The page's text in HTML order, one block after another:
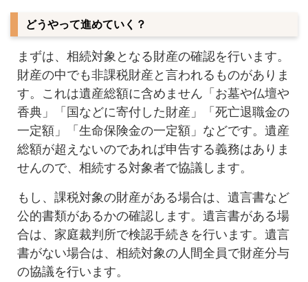
どうやって進めていく？
まずは、相続対象となる財産の確認を行います。
財産の中でも非課税財産と言われるものがありま
す。これは遺産総額に含めません「お墓や仏壇や
香典」「国などに寄付した財産」「死亡退職金の
一定額」「生命保険金の一定額」などです。遺産
総額が超えないのであれば申告する義務はありま
せんので、相続する対象者で協議します。
もし、課税対象の財産がある場合は、遺言書など
公的書類があるかの確認します。遺言書がある場
合は、家庭裁判所で検認手続きを行います。遺言
書がない場合は、相続対象の人間全員で財産分与
の協議を行います。